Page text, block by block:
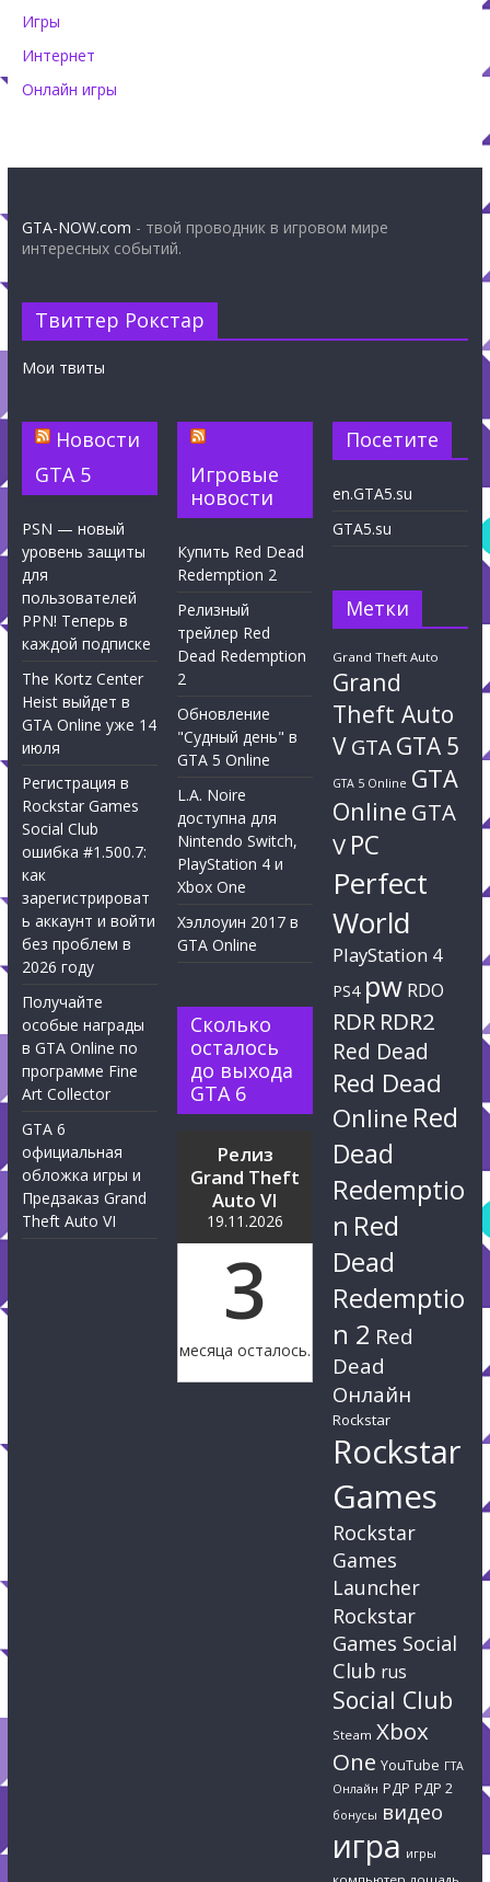
Игры
Интернет
Онлайн игры
GTA-NOW.com - твой проводник в игровом мире
интересных событий.
Твиттер Рокстар
Мои твиты
Новости
GTA 5
PSN — новый
уровень защиты
для
пользователей
PPN! Теперь в
каждой подписке
The Kortz Center
Heist выйдет в
GTA Online уже 14
июля
Регистрация в
Rockstar Games
Social Club
ошибка #1.500.7:
как
зарегистрироват
ь аккаунт и войти
без проблем в
2026 году
Получайте
особые награды
в GTA Online по
программе Fine
Art Collector
GTA 6
официальная
обложка игры и
Предзаказ Grand
Theft Auto VI
Игровые
новости
Купить Red Dead
Redemption 2
Релизный
трейлер Red
Dead Redemption
2
Обновление
"Судный день" в
GTA 5 Online
L.A. Noire
доступна для
Nintendo Switch,
PlayStation 4 и
Xbox One
Хэллоуин 2017 в
GTA Online
Сколько
осталось
до выхода
GTA 6
Релиз
Grand Theft
Auto VI
19.11.2026
3
месяца осталось.
Посетите
en.GTA5.su
GTA5.su
Метки
Grand Theft Auto
Grand
Theft Auto
VGTAGTA 5
GTA 5 Online GTA
Online GTA
V PC
Perfect
World
PlayStation 4
PS4 pw RDO
RDR RDR2
Red Dead
Red Dead
Online Red
Dead
Redemptio
n Red
Dead
Redemptio
n 2 Red
Dead
Онлайн
Rockstar
Rockstar
Games
Rockstar
Games
Launcher
Rockstar
Games Social
Club rus
Social Club
Steam Xbox
One YouTube ГТА
Онлайн РДР РДР 2
бонусы видео
игра игры